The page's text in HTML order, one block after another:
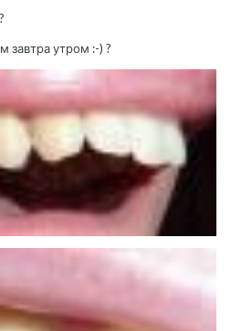
завтра утром :-) ?